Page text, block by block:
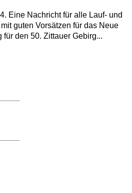
Eine Nachricht für alle Lauf- und
guten Vorsätzen für das Neue
für den 50. Zittauer Gebirg...